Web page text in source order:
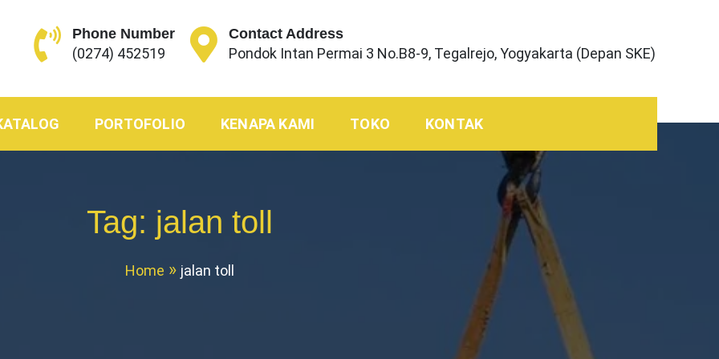
Phone Number
(0274) 452519
Contact Address
Pondok Intan Permai 3 No.B8-9, Tegalrejo, Yogyakarta (Depan SKE)
PORTOFOLIO KENAPA KAMI TOKO KONTAK
Tag: jalan toll
Home jalan toll